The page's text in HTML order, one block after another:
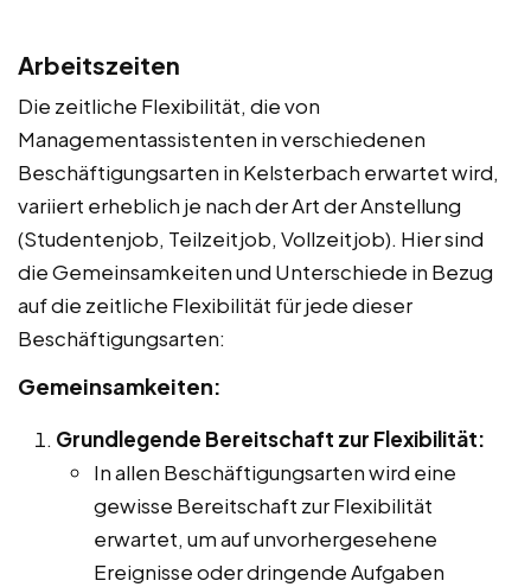
Arbeitszeiten
Die zeitliche Flexibilität, die von
Managementassistenten in verschiedenen
Beschäftigungsarten in Kelsterbach erwartet wird,
variiert erheblich je nach der Art der Anstellung
(Studentenjob, Teilzeitjob, Vollzeitjob). Hier sind
die Gemeinsamkeiten und Unterschiede in Bezug
auf die zeitliche Flexibilität für jede dieser
Beschäftigungsarten:
Gemeinsamkeiten:
Grundlegende Bereitschaft zur Flexibilität:
In allen Beschäftigungsarten wird eine
gewisse Bereitschaft zur Flexibilität
erwartet, um auf unvorhergesehene
Ereignisse oder dringende Aufgaben